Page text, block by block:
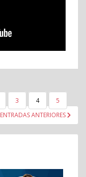
3 4
5
ENTRADAS ANTERIORES